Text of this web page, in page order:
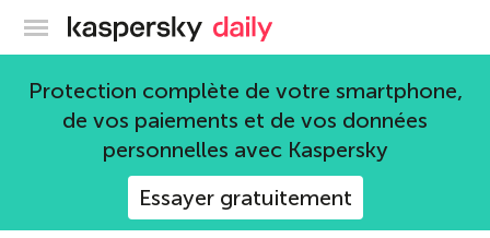
Blog officiel de Kaspersky
Protection complète de votre smartphone,
de vos paiements et de vos données
personnelles avec Kaspersky
Essayer gratuitement